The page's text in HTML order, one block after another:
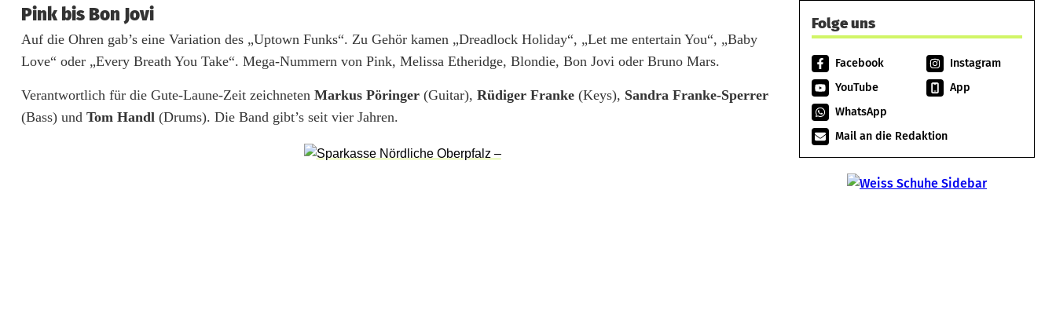
r
v
r
Pink bis Bon Jovi
Auf die Ohren gab’s eine Variation des „Uptown Funks“. Zu Gehör kamen „Dreadlock Holiday“, „Let me entertain You“, „Baby
Love“ oder „Every Breath You Take“. Mega-Nummern von Pink, Melissa Etheridge, Blondie, Bon Jovi oder Bruno Mars.
Verantwortlich für die Gute-Laune-Zeit zeichneten Markus Pöringer (Guitar), Rüdiger Franke (Keys), Sandra Franke-Sperrer
(Bass) und Tom Handl (Drums). Die Band gibt’s seit vier Jahren.
Folge uns
Facebook
Instagram
YouTube
App
WhatsApp
Mail an die Redaktion